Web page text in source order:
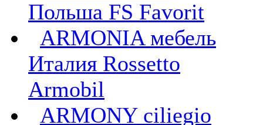
Польша FS Favorit
ARMONIA мебель
Италия Rossetto
Armobil
ARMONY ciliegio